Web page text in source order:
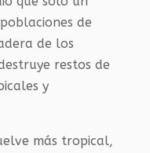
de
de los
restos de
y
más tropical,